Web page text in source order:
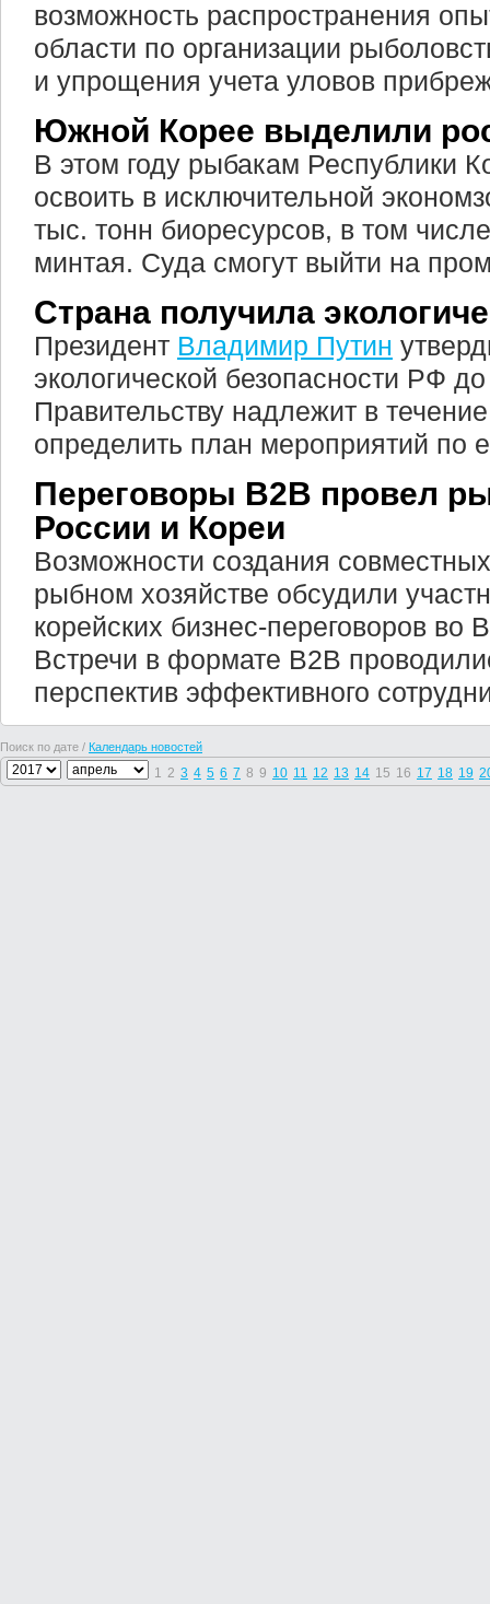
возможность распространения
области по организации
и упрощения учета уловов
Южной Корее выделили
В этом году рыбакам Республики
освоить в исключительной
тыс. тонн биоресурсов, в том
минтая. Суда смогут выйти на
Страна получила
Президент Владимир Путин
экологической безопасности РФ до
Правительству надлежит в
определить план мероприятий по
Переговоры B2B провел
России и Кореи
Возможности создания
рыбном хозяйстве обсудили
корейских бизнес-переговоров во
Встречи в формате B2B
перспектив эффективного
Поиск по дате / Календарь новостей
1 2 3 4 5 6 7 8 9 10 11 12 13 14 15 16 17 18 19